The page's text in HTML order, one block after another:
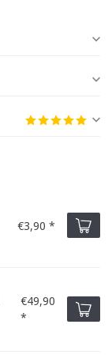
€3,90 *
€49,90
*